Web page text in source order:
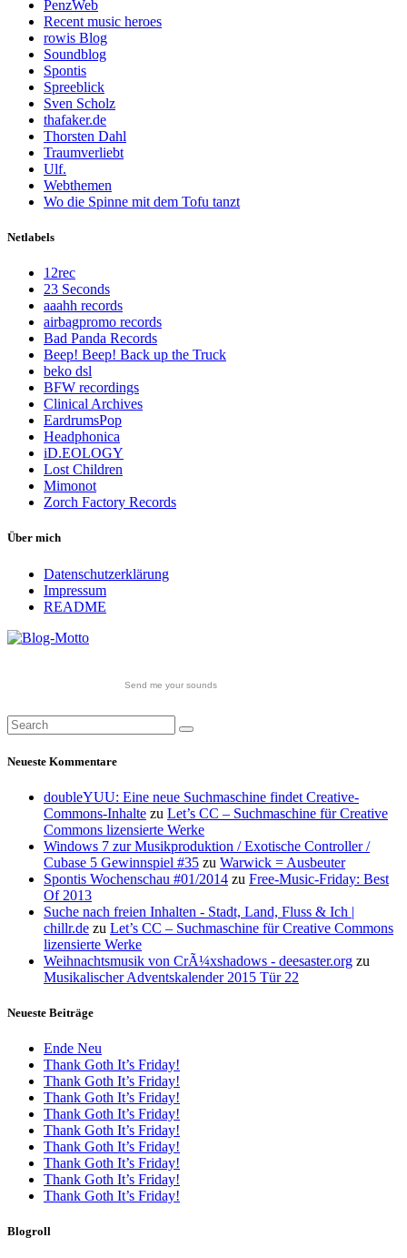
PenzWeb
Recent music heroes
rowis Blog
Soundblog
Spontis
Spreeblick
Sven Scholz
thafaker.de
Thorsten Dahl
Traumverliebt
Ulf.
Webthemen
Wo die Spinne mit dem Tofu tanzt
Netlabels
12rec
23 Seconds
aaahh records
airbagpromo records
Bad Panda Records
Beep! Beep! Back up the Truck
beko dsl
BFW recordings
Clinical Archives
EardrumsPop
Headphonica
iD.EOLOGY
Lost Children
Mimonot
Zorch Factory Records
Über mich
Datenschutzerklärung
Impressum
README
Send me your sounds
Neueste Kommentare
doubleYUU: Eine neue Suchmaschine findet Creative-
Commons-Inhalte zu Let’s CC – Suchmaschine für Creative
Commons lizensierte Werke
Windows 7 zur Musikproduktion / Exotische Controller /
Cubase 5 Gewinnspiel #35 zu Warwick = Ausbeuter
Spontis Wochenschau #01/2014 zu Free-Music-Friday: Best
Of 2013
Suche nach freien Inhalten - Stadt, Land, Fluss & Ich |
chillr.de zu Let’s CC – Suchmaschine für Creative Commons
lizensierte Werke
Weihnachtsmusik von CrÃ¼xshadows - deesaster.org zu
Musikalischer Adventskalender 2015 Tür 22
Neueste Beiträge
Ende Neu
Thank Goth It’s Friday!
Thank Goth It’s Friday!
Thank Goth It’s Friday!
Thank Goth It’s Friday!
Thank Goth It’s Friday!
Thank Goth It’s Friday!
Thank Goth It’s Friday!
Thank Goth It’s Friday!
Thank Goth It’s Friday!
Blogroll